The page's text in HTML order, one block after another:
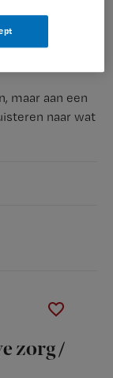
maar aan een
naar wat
zorg /